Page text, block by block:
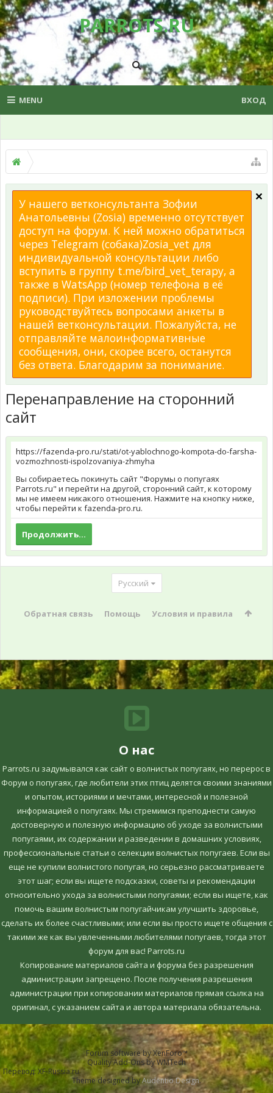
PARROTS.RU
MENU ВХОД
У нашего ветконсультанта Зофии
Анатольевны (Zosia) временно отсутствует
доступ на форум. К ней можно обратиться
через Telegram (собака)Zosia_vet для
индивидуальной консультации либо
вступить в группу t.me/bird_vet_terapy, а
также в WatsApp (номер телефона в её
подписи). При изложении проблемы
руководствуйтесь вопросами анкеты в
нашей ветконсультации. Пожалуйста, не
отправляйте малоинформативные
сообщения, они, скорее всего, останутся
без ответа. Благодарим за понимание.
Перенаправление на сторонний
сайт
https://fazenda-pro.ru/stati/ot-yablochnogo-kompota-do-farsha-
vozmozhnosti-ispolzovaniya-zhmyha
Вы собираетесь покинуть сайт "Форумы о попугаях
Parrots.ru" и перейти на другой, сторонний сайт, к которому
мы не имеем никакого отношения. Нажмите на кнопку ниже,
чтобы перейти к fazenda-pro.ru.
Продолжить...
Русский
Обратная связь Помощь Условия и правила
О нас
Parrots.ru задумывался как сайт о волнистых попугаях, но перерос в
Форум о попугаях, где любители этих птиц делятся своими знаниями
и опытом, историями и мечтами, интересной и полезной
информацией о попугаях. Мы стремимся преподнести самую
достоверную и полезную информацию об уходе за волнистыми
попугаями, их содержании и разведении в домашних условиях,
профессиональные статьи о селекции волнистых попугаев. Если вы
еще не купили волнистого попугая, но серьезно рассматриваете
этот шаг; если вы ищете подсказки, советы и рекомендации
относительно ухода за волнистыми попугаями; если вы ищете, как
помочь вашим волнистым попугайчикам улучшить здоровье,
сделать их более счастливыми; или если вы просто ищете общения с
такими же как вы увлеченными любителями попугаев, тогда этот
форум для вас! Parrots.ru
Копирование материалов сайта и форума без разрешения
администрации запрещено. После получения разрешения
администрации при копировании материалов прямая ссылка на
оригинал, c указанием сайта и автора материала обязательна.
Forum software by XenForo™
Quality Add-Ons by WMTech
Перевод: XF-Russia.ru
Theme designed byAudentio Design.